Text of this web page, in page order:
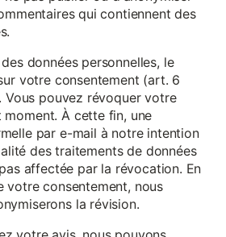
qui contiennent des
données personnelles, le
votre consentement (art. 6
Vous pouvez révoquer votre
À cette fin, une
par e-mail à notre intention
des traitements de données
affectée par la révocation. En
votre consentement, nous
la révision.